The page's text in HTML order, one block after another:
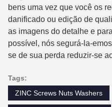
bens uma vez que você os
danificado ou edição de
as imagens do detalhe e
possível, nós segurá-la-
se de sua perda reduzir-se
Tags:
ZINC Screws Nuts Washers